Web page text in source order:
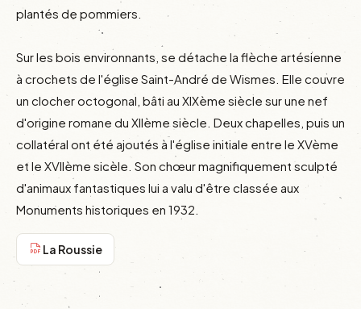
plantés de pommiers.
Sur les bois environnants, se détache la flèche artésienne
à crochets de l'église Saint-André de Wismes. Elle couvre
un clocher octogonal, bâti au XIXème siècle sur une nef
d'origine romane du XIIème siècle. Deux chapelles, puis un
collatéral ont été ajoutés à l'église initiale entre le XVème
et le XVIIème sicèle. Son chœur magnifiquement sculpté
d'animaux fantastiques lui a valu d'être classée aux
Monuments historiques en 1932.
La Roussie